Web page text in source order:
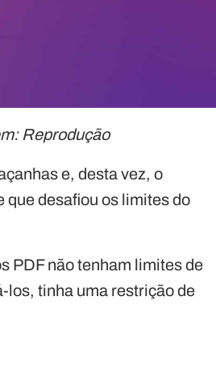
Reprodução
e, desta vez, o
que desafiou os limites do
PDF não tenham limites de
los, tinha uma restrição de